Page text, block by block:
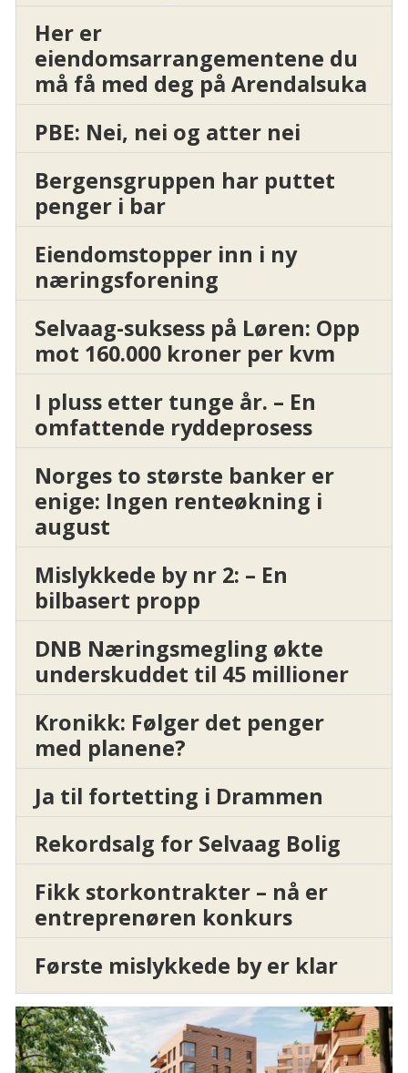
Her er
eiendomsarrangementene du
må få med deg på Arendalsuka
PBE: Nei, nei og atter nei
Bergensgruppen har puttet
penger i bar
Eiendomstopper inn i ny
næringsforening
Selvaag-suksess på Løren: Opp
mot 160.000 kroner per kvm
I pluss etter tunge år. – En
omfattende ryddeprosess
Norges to største banker er
enige: Ingen renteøkning i
august
Mislykkede by nr 2: – En
bilbasert propp
DNB Næringsmegling økte
underskuddet til 45 millioner
Kronikk: Følger det penger
med planene?
Ja til fortetting i Drammen
Rekordsalg for Selvaag Bolig
Fikk storkontrakter – nå er
entreprenøren konkurs
Første mislykkede by er klar